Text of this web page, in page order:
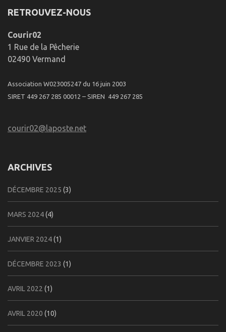
RETROUVEZ-NOUS
Courir02
1 Rue de la Pêcherie
02490 Vermand
Association W023005247 du 16 juin 2003
SIRET 449 267 285 00012 – SIREN 449 267 285
courir02@laposte.net
ARCHIVES
DÉCEMBRE 2025 (3)
MARS 2024(4)
JANVIER 2024(1)
DÉCEMBRE 2023 (1)
AVRIL 2022 (1)
AVRIL 2020 (10)